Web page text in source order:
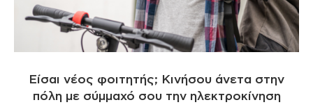
Είσαι νέος φοιτητής; Κινήσου άνετα στην
πόλη με σύμμαχό σου την ηλεκτροκίνηση